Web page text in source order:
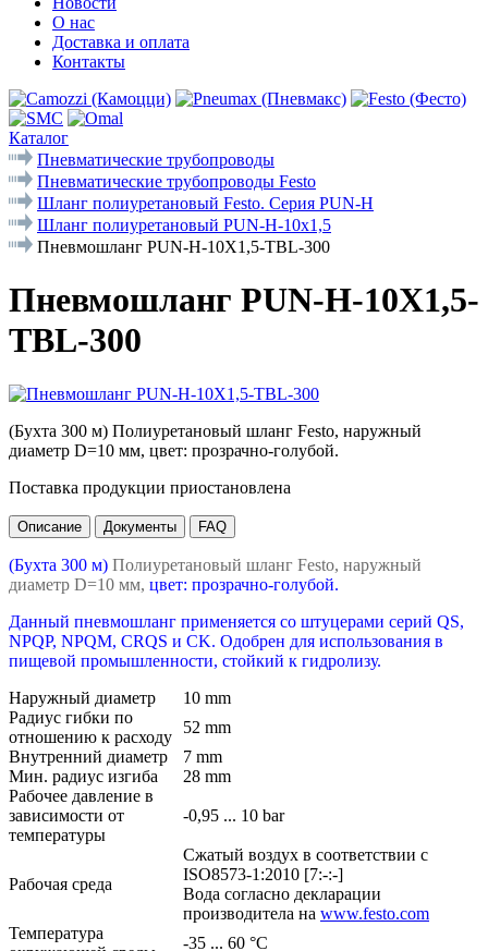
О нас
Доставка и оплата
Контакты
Каталог
Пневматические трубопроводы
Пневматические трубопроводы Festo
Шланг полиуретановый Festo. Серия PUN-Н
Шланг полиуретановый PUN-H-10x1,5
Пневмошланг PUN-H-10X1,5-TBL-300
Пневмошланг PUN-H-10X1,5-
TBL-300
(Бухта 300 м) Полиуретановый шланг Festo, наружный
диаметр D=10 мм, цвет: прозрачно-голубой.
Поставка продукции приостановлена
Описание Документы FAQ
(Бухта 300 м) Полиуретановый шланг Festo, наружный
диаметр D=10 мм, цвет: прозрачно-голубой.
Данный пневмошланг применяется со штуцерами серий QS,
NPQP, NPQM, CRQS и CK. Одобрен для использования в
пищевой промышленности, стойкий к гидролизу.
Наружный диаметр
10 mm
Радиус гибки по
отношению к расходу
52 mm
Внутренний диаметр
7 mm
Мин. радиус изгиба
28 mm
Рабочее давление в
зависимости от
температуры
-0,95 ... 10 bar
Рабочая среда
Сжатый воздух в соответствии с
ISO8573-1:2010 [7:-:-]
Вода согласно декларации
производитела на www.festo.com
Температура
-35 ... 60 °C